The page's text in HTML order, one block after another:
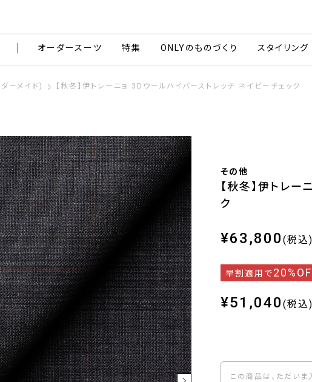
オーダースーツ 特集 ONLYのものづくり スタイリング
ーメイド) 【秋冬】伊トレーニョ 3Dウールハイパーストレッチ ネイビーチェック
その他
【秋冬】伊トレ
ク
¥63,800 (税込)
早割適用で
¥51,040 (税込)
この商品は、ただいま